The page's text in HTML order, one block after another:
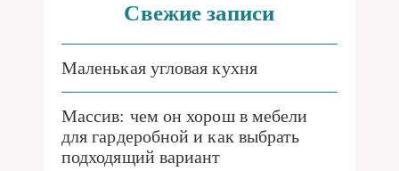
Свежие записи
Маленькая угловая кухня
Массив: чем он хорош в мебели
для гардеробной и как выбрать
подходящий вариант